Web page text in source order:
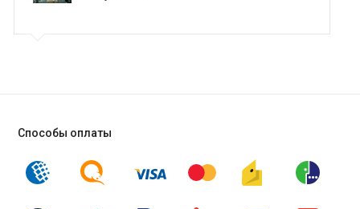
Способы оплаты